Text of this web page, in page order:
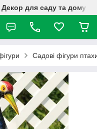
Декор для саду та дому
Садові фігури